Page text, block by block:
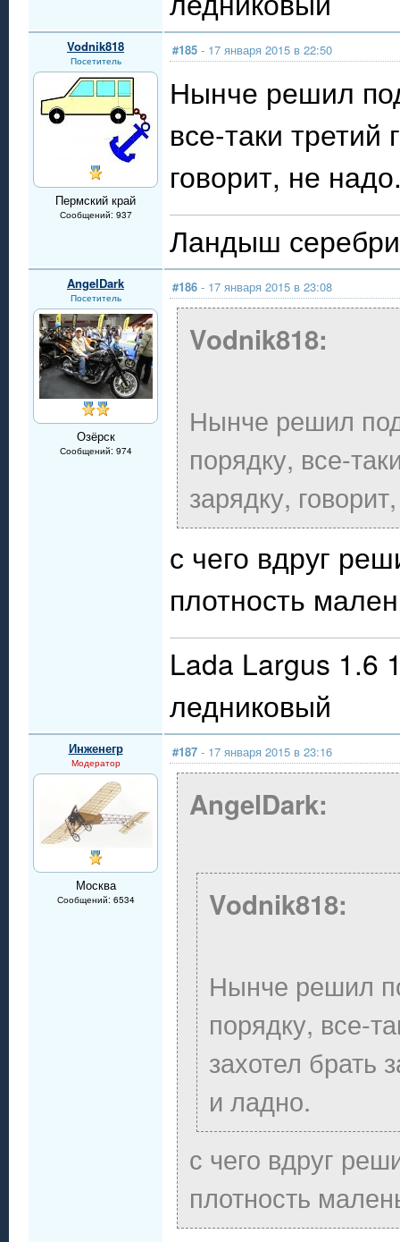
Vodnik818
Посетитель
Пермский край
Сообщений: 937
#185 - 17 января 2015 в 22:50
Нынче решил
все-таки третий
говорит, не
Ландыш
AngelDark
Посетитель
Озёрск
Сообщений: 974
#186 - 17 января 2015 в 23:08
Vodnik818:
Нынче решил
порядку, все-
зарядку,
с чего вдруг
плотность
Lada Largus 1.6
ледниковый
Инженегр
Модератор
Москва
Сообщений: 6534
#187 - 17 января 2015 в 23:16
AngelDark:
Vodnik818:
Нынче решил
порядку, все-
захотел брать
и ладно.
с чего вдруг
плотность